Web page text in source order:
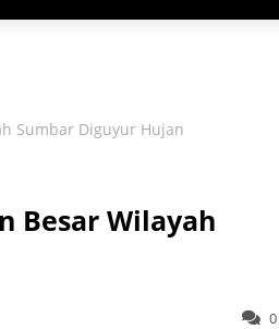
Sumbar Diguyur Hujan
Besar Wilayah
0